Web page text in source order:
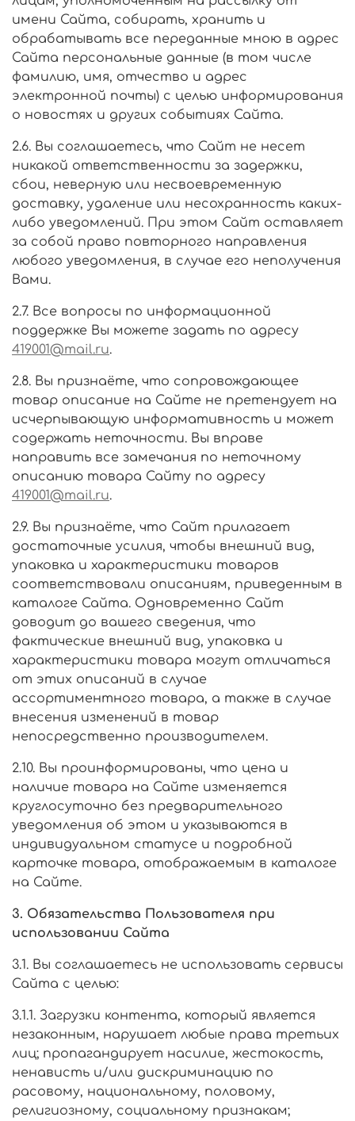
имени Сайта, собирать, хранить и
обрабатывать все переданные мною в адрес
Сайта персональные данные (в том числе
фамилию, имя, отчество и адрес
электронной почты) с целью информирования
о новостях и других событиях Сайта.
2.6. Вы соглашаетесь, что Сайт не несет
никакой ответственности за задержки,
сбои, неверную или несвоевременную
доставку, удаление или несохранность каких-
либо уведомлений. При этом Сайт оставляет
за собой право повторного направления
любого уведомления, в случае его неполучения
Вами.
2.7. Все вопросы по информационной
поддержке Вы можете задать по адресу
419001@mail.ru.
2.8. Вы признаёте, что сопровождающее
товар описание на Сайте не претендует на
исчерпывающую информативность и может
содержать неточности. Вы вправе
направить все замечания по неточному
описанию товара Сайту по адресу
419001@mail.ru.
2.9. Вы признаёте, что Сайт прилагает
достаточные усилия, чтобы внешний вид,
упаковка и характеристики товаров
соответствовали описаниям, приведенным в
каталоге Сайта. Одновременно Сайт
доводит до вашего сведения, что
фактические внешний вид, упаковка и
характеристики товара могут отличаться
от этих описаний в случае
ассортиментного товара, а также в случае
внесения изменений в товар
непосредственно производителем.
2.10. Вы проинформированы, что цена и
наличие товара на Сайте изменяется
круглосуточно без предварительного
уведомления об этом и указываются в
индивидуальном статусе и подробной
карточке товара, отображаемым в каталоге
на Сайте.
3. Обязательства Пользователя при
использовании Сайта
3.1. Вы соглашаетесь не использовать сервисы
Сайта с целью:
3.1.1. Загрузки контента, который является
незаконным, нарушает любые права третьих
лиц; пропагандирует насилие, жестокость,
ненависть и/или дискриминацию по
расовому, национальному, половому,
религиозному, социальному признакам;